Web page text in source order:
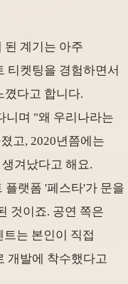
된 계기는 아주
티켓팅을 경험하면서
꼈다고 합니다.
니며 "왜 우리나라는
고, 2020년쯤에는
겨났다고 해요.
플랫폼 '페스타'가 문을
것이죠. 공연 쪽은
는 본인이 직접
개발에 착수했다고